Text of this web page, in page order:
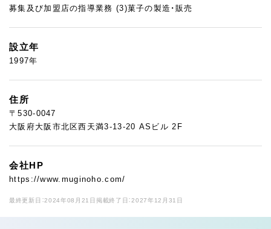
募集及び加盟店の指導業務 (3)菓子の製造・販売
設立年
1997年
住所
〒530-0047
大阪府大阪市北区西天満3-13-20 ASビル 2F
会社HP
https://www.muginoho.com/
最終更新日：2024年08月21日 掲載終了日：2027年12月31日